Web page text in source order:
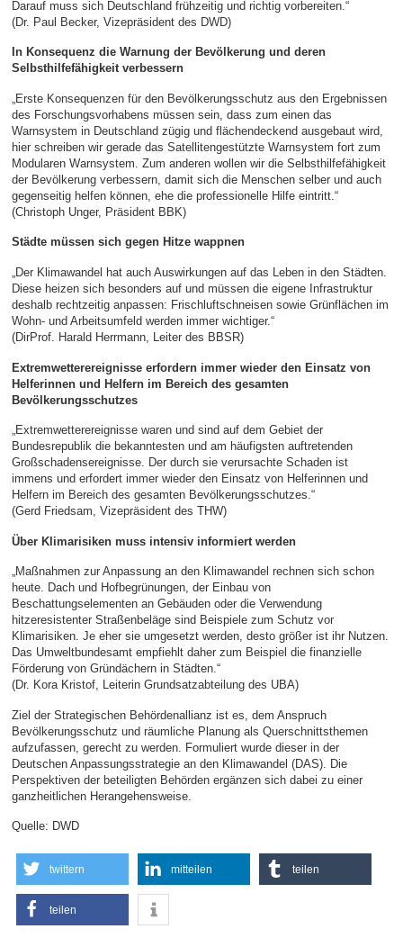
Darauf muss sich Deutschland frühzeitig und richtig vorbereiten.“
(Dr. Paul Becker, Vizepräsident des DWD)
In Konsequenz die Warnung der Bevölkerung und deren
Selbsthilfefähigkeit verbessern
„Erste Konsequenzen für den Bevölkerungsschutz aus den Ergebnissen
des Forschungsvorhabens müssen sein, dass zum einen das
Warnsystem in Deutschland zügig und flächendeckend ausgebaut wird,
hier schreiben wir gerade das Satellitengestützte Warnsystem fort zum
Modularen Warnsystem. Zum anderen wollen wir die Selbsthilfefähigkeit
der Bevölkerung verbessern, damit sich die Menschen selber und auch
gegenseitig helfen können, ehe die professionelle Hilfe eintritt.“
(Christoph Unger, Präsident BBK)
Städte müssen sich gegen Hitze wappnen
„Der Klimawandel hat auch Auswirkungen auf das Leben in den Städten.
Diese heizen sich besonders auf und müssen die eigene Infrastruktur
deshalb rechtzeitig anpassen: Frischluftschneisen sowie Grünflächen im
Wohn- und Arbeitsumfeld werden immer wichtiger.“
(DirProf. Harald Herrmann, Leiter des BBSR)
Extremwetterereignisse erfordern immer wieder den Einsatz von
Helferinnen und Helfern im Bereich des gesamten
Bevölkerungsschutzes
„Extremwetterereignisse waren und sind auf dem Gebiet der
Bundesrepublik die bekanntesten und am häufigsten auftretenden
Großschadensereignisse. Der durch sie verursachte Schaden ist
immens und erfordert immer wieder den Einsatz von Helferinnen und
Helfern im Bereich des gesamten Bevölkerungsschutzes.“
(Gerd Friedsam, Vizepräsident des THW)
Über Klimarisiken muss intensiv informiert werden
„Maßnahmen zur Anpassung an den Klimawandel rechnen sich schon
heute. Dach und Hofbegrünungen, der Einbau von
Beschattungselementen an Gebäuden oder die Verwendung
hitzeresistenter Straßenbeläge sind Beispiele zum Schutz vor
Klimarisiken. Je eher sie umgesetzt werden, desto größer ist ihr Nutzen.
Das Umweltbundesamt empfiehlt daher zum Beispiel die finanzielle
Förderung von Gründächern in Städten.“
(Dr. Kora Kristof, Leiterin Grundsatzabteilung des UBA)
Ziel der Strategischen Behördenallianz ist es, dem Anspruch
Bevölkerungsschutz und räumliche Planung als Querschnittsthemen
aufzufassen, gerecht zu werden. Formuliert wurde dieser in der
Deutschen Anpassungsstrategie an den Klimawandel (DAS). Die
Perspektiven der beteiligten Behörden ergänzen sich dabei zu einer
ganzheitlichen Herangehensweise.
Quelle: DWD
twittern mitteilen teilen
teilen